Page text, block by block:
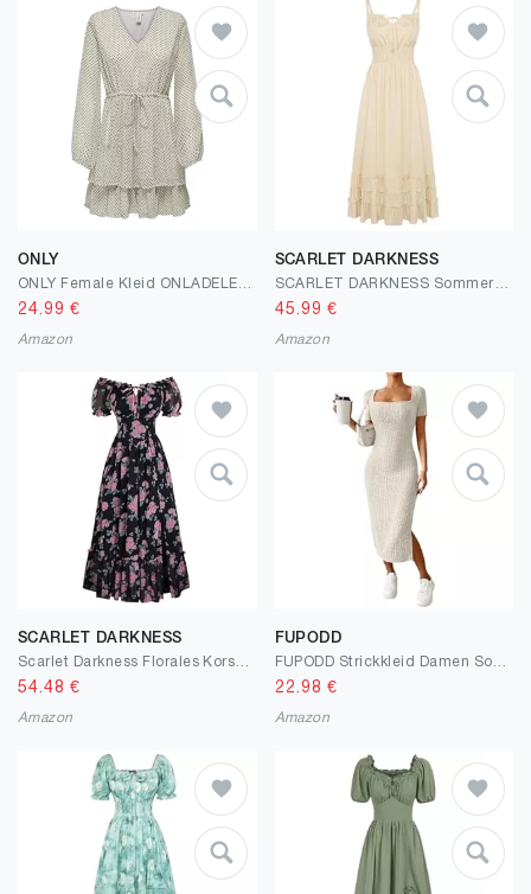
ONLY
24.99 €
Amazon
SCARLET DARKNESS
SCARLET DARKNESS Sommerkleid Damen Lang Boho Kleid Ärmellos Spaghettiträger Strandkleid Maxikleid mit Taschen
45.99 €
Amazon
SCARLET DARKNESS
54.48 €
Amazon
FUPODD
22.98 €
Amazon